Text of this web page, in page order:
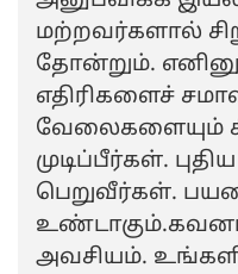
மற்றவர்களால்
தோன்றும்.
எதிரிகளைச்
வேலைகளையும்
முடிப்பீர்கள்.
பெறுவீர்கள்.
அவசியம்.